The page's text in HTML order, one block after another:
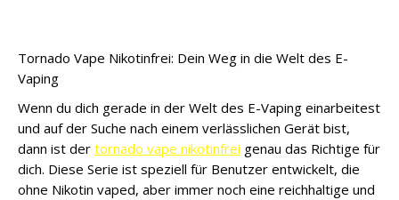
Tornado Vape Nikotinfrei: Dein Weg in die Welt des E-
Vaping
Wenn du dich gerade in der Welt des E-Vaping einarbeitest
und auf der Suche nach einem verlässlichen Gerät bist,
dann ist der tornado vape nikotinfrei genau das Richtige für
dich. Diese Serie ist speziell für Benutzer entwickelt, die
ohne Nikotin vaped, aber immer noch eine reichhaltige und